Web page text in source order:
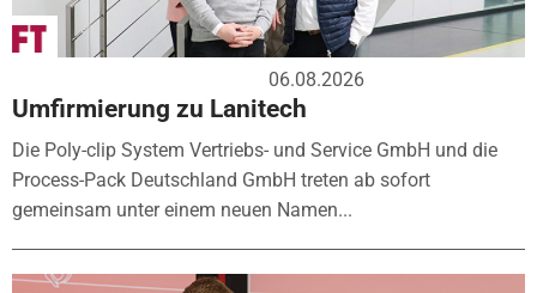
06.08.2026
Umfirmierung zu Lanitech
Die Poly-clip System Vertriebs- und Service GmbH und die
Process-Pack Deutschland GmbH treten ab sofort
gemeinsam unter einem neuen Namen...